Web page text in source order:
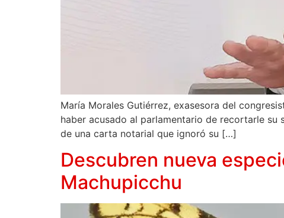
María Morales Gutiérrez, exasesora del
haber acusado al parlamentario de recortarle su
de una carta notarial que ignoró su […]
Descubren nueva
Machupicchu